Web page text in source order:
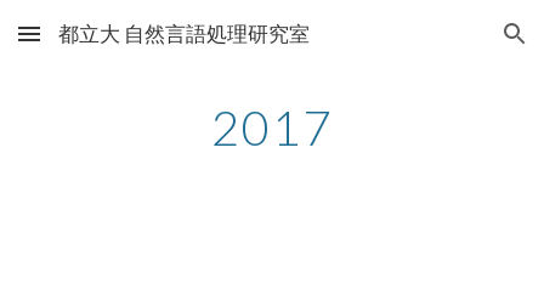
Skip to main content Skip to navigation
都立大 自然言語処理研究室
2017